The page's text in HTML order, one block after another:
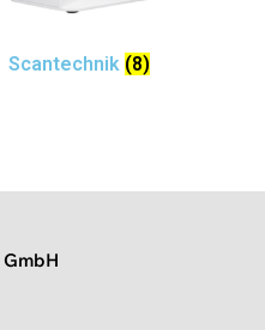
Scantechnik (8)